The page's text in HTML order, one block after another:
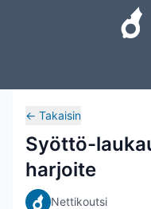
← Takaisin
Syöttö-
harjoite
Nettikoutsi